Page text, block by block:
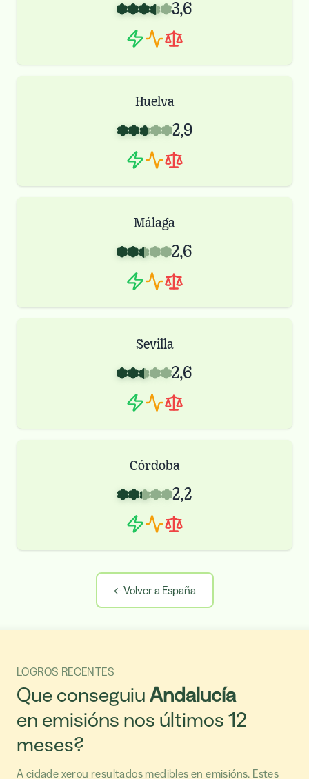
3,6
Huelva
2,9
Málaga
2,6
Sevilla
2,6
Córdoba
2,2
←Volver a España
LOGROS RECENTES
Que conseguiuAndalucía
en emisións nos últimos 12
meses?
A cidade xerou resultados medibles en emisións. Estes